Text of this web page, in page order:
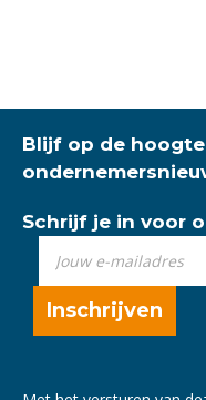
Blijf op de
Schrijf je in voor